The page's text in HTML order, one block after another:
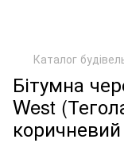
Каталог
Бітумна
West
коричневий